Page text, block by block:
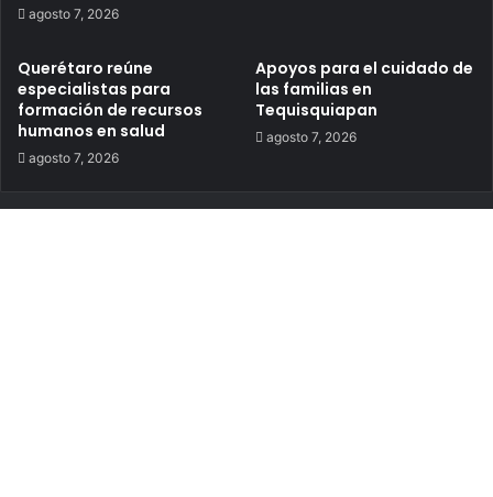
agosto 7, 2026
Querétaro reúne
especialistas para
formación de recursos
humanos en salud
agosto 7, 2026
Apoyos para el cuidado de
las familias en
Tequisquiapan
agosto 7, 2026